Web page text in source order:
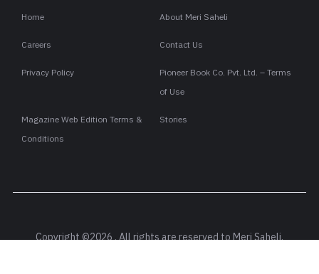
Home About Meri Saheli
Careers Contact Us
Privacy Policy
Pioneer Book Co. Pvt. Ltd. – Terms
of Use
Magazine Web Edition Terms &
Conditions
Stories
Copyright ©2026 . All rights are reserved to Meri Saheli.